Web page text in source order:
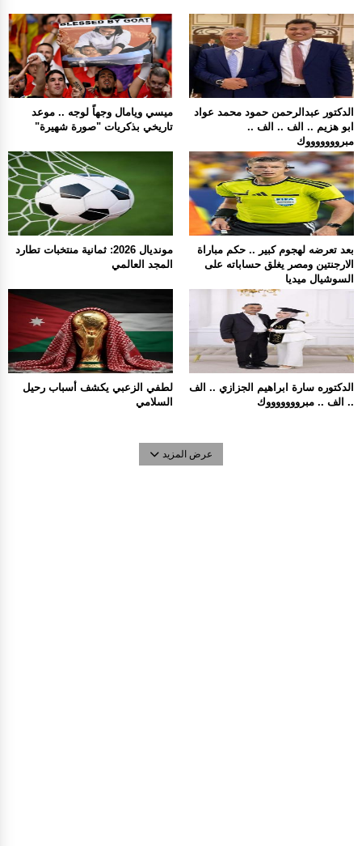
ميسي ويامال وجهاً لوجه .. موعد
تاريخي بذكريات "صورة شهيرة"
الدكتور عبدالرحمن حمود محمد عواد
ابو هزيم .. الف .. الف ..
مبروووووووك
مونديال 2026: ثمانية منتخبات تطارد
المجد العالمي
بعد تعرضه لهجوم كبير .. حكم مباراة
الارجنتين ومصر يغلق حساباته على
السوشيال ميديا
لطفي الزعبي يكشف أسباب رحيل
السلامي
الدكتوره سارة ابراهيم الجزازي .. الف
.. الف .. مبروووووووك
عرض المزيد